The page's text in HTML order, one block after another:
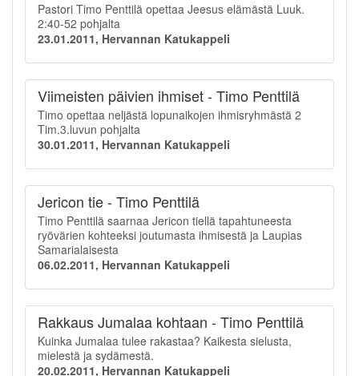
Pastori Timo Penttilä opettaa Jeesus elämästä Luuk.
2:40-52 pohjalta
23.01.2011, Hervannan Katukappeli
Viimeisten päivien ihmiset - Timo Penttilä
Timo opettaa neljästä lopunaikojen ihmisryhmästä 2
Tim.3.luvun pohjalta
30.01.2011, Hervannan Katukappeli
Jericon tie - Timo Penttilä
Timo Penttilä saarnaa Jericon tiellä tapahtuneesta
ryövärien kohteeksi joutumasta ihmisestä ja Laupias
Samarialaisesta
06.02.2011, Hervannan Katukappeli
Rakkaus Jumalaa kohtaan - Timo Penttilä
Kuinka Jumalaa tulee rakastaa? Kaikesta sielusta,
mielestä ja sydämestä.
20.02.2011, Hervannan Katukappeli